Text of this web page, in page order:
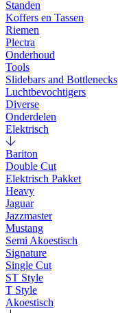
Standen
Koffers en Tassen
Riemen
Plectra
Onderhoud
Tools
Slidebars and Bottlenecks
Luchtbevochtigers
Diverse
Onderdelen
Elektrisch
Bariton
Double Cut
Elektrisch Pakket
Heavy
Jaguar
Jazzmaster
Mustang
Semi Akoestisch
Signature
Single Cut
ST Style
T Style
Akoestisch